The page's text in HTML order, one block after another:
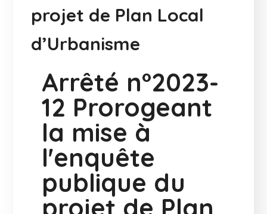
projet de Plan Local
d’Urbanisme
Arrêté n°2023-
12 Prorogeant
la mise à
l'enquête
publique du